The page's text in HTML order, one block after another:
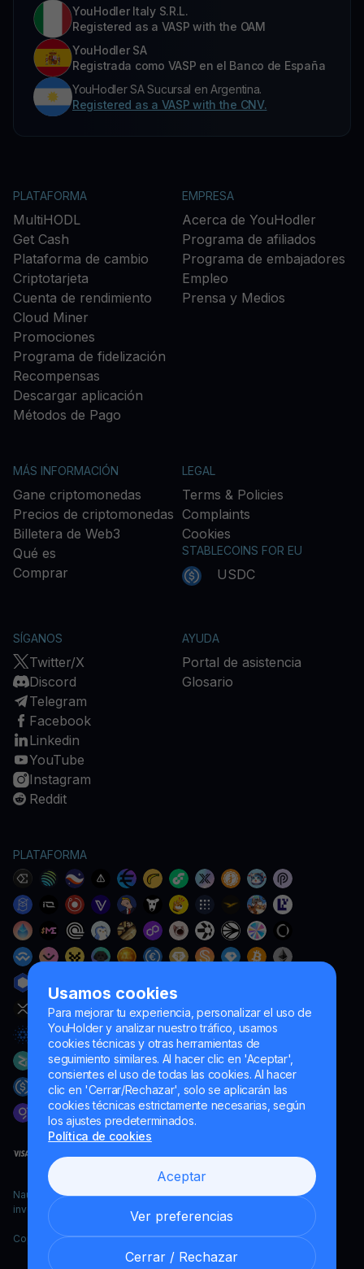
Usamos cookies
Para mejorar tu experiencia, personalizar el uso de
YouHolder y analizar nuestro tráfico, usamos
cookies técnicas y otras herramientas de
seguimiento similares. Al hacer clic en 'Aceptar',
consientes el uso de todas las cookies. Al hacer
clic en 'Cerrar/Rechazar', solo se aplicarán las
cookies técnicas estrictamente necesarias, según
los ajustes predeterminados.
Política de cookies
Aceptar
Ver preferencias
Cerrar / Rechazar
YouHodler Italy S.R.L.
Registered as a VASP with the OAM
YouHodler SA
Registrada como VASP en el Banco de España
YouHodler SA Sucursal en Argentina.
Registered as a VASP with the CNV.
PLATAFORMA
MultiHODL
Get Cash
Plataforma de cambio
Criptotarjeta
Cuenta de rendimiento
Cloud Miner
Promociones
Programa de fidelización
Recompensas
Descargar aplicación
Métodos de Pago
EMPRESA
Acerca de YouHodler
Programa de afiliados
Programa de embajadores
Empleo
Prensa y Medios
MÁS INFORMACIÓN
Gane criptomonedas
Precios de criptomonedas
Billetera de Web3
Qué es
Comprar
LEGAL
Terms & Policies
Complaints
Cookies
STABLECOINS FOR EU
USDC
SÍGANOS
Twitter/X
Discord
Telegram
Facebook
Linkedin
YouTube
Instagram
Reddit
AYUDA
Portal de asistencia
Glosario
PLATAFORMA
Naumard LTD. – únicamente para fines de desarrollo informático,
investigación y marketing
Copyright YouHodler, 2026.